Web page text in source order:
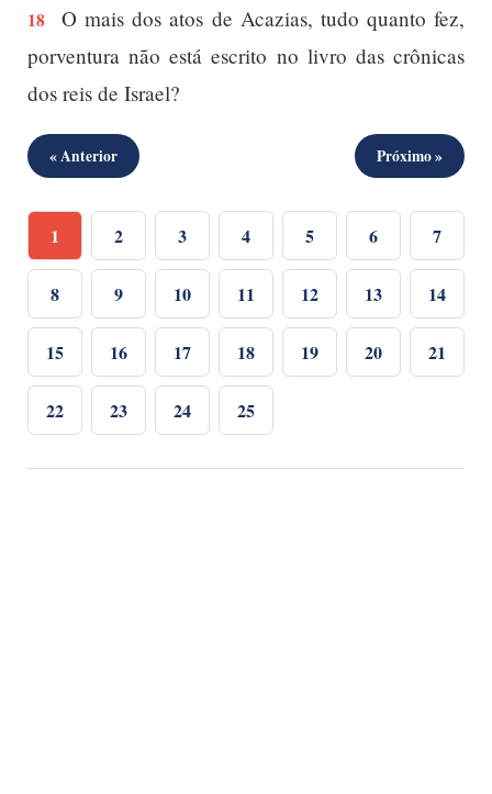
18
O mais dos atos de Acazias, tudo quanto fez,
porventura não está escrito no livro das crônicas
dos reis de Israel?
« Anterior Próximo »
1 2 3 4 5 6 7
8 9 10 11 12 13 14
15 16 17 18 19 20 21
22 23 24 25